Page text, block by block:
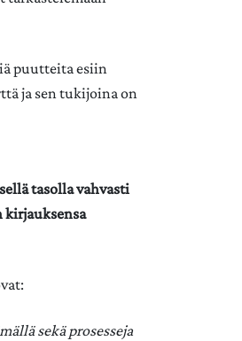
puutteita esiin
ja sen tukijoina on
tasolla vahvasti
kirjauksensa
sekä prosesseja